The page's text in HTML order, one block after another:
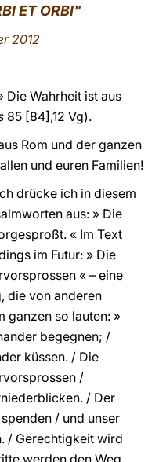
中文
ET ORBI"
2012
Die Wahrheit ist aus
85 [84],12 Vg).
Rom und der ganzen
und euren Familien!
drücke ich in diesem
aus: » Die
« Im Text
im Futur: » Die
« – eine
die von anderen
ganzen so lauten: »
begegnen; /
küssen. / Die
/
/ Der
/ und unser
/ Gerechtigkeit wird
werden den Weg